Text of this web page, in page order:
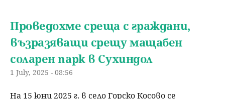
ю
ъ
р
с
е
Проведохме среща с граждани,
възразяващи срещу мащабен
соларен парк в Сухиндол
1 July, 2025 - 08:56
На 15 юни 2025 г. в село Горско Косово се